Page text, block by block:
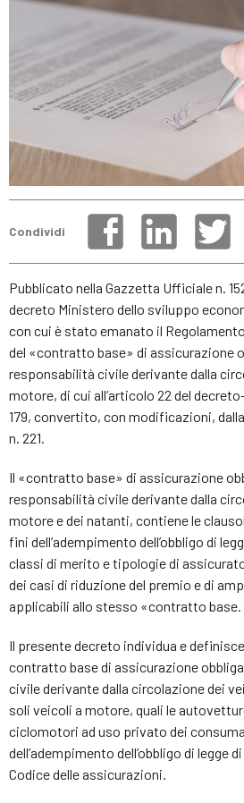
Condividi
Pubblicato nella Gazzetta Ufficiale n.
decreto Ministero dello sviluppo
con cui è stato emanato il
del «contratto base» di assicurazione
responsabilità civile derivante dalla
motore, di cui all’articolo 22 del
179, convertito, con modificazioni, dalla
n. 221.
Il «contratto base» di assicurazione
responsabilità civile derivante dalla
motore e dei natanti, contiene le
fini dell’adempimento dell’obbligo di
classi di merito e tipologie di
dei casi di riduzione del premio e di
applicabili allo stesso «contratto base.
Il presente decreto individua e
contratto base di assicurazione
civile derivante dalla circolazione dei
soli veicoli a motore, quali le
ciclomotori ad uso privato dei
dell’adempimento dell’obbligo di legge
Codice delle assicurazioni.